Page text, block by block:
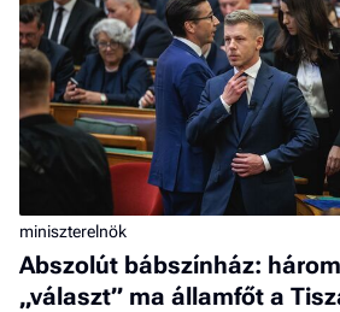
miniszterelnök
Abszolút bábszínház:
„választ” ma államfőt a